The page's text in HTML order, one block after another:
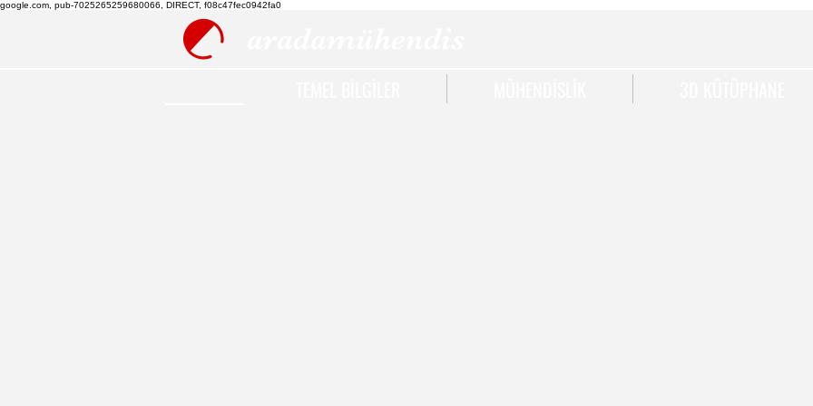
google.com, pub-7025265259680066, DIRECT, f08c47fec0942fa0